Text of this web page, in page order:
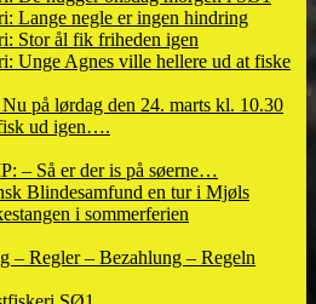
Lange negle er ingen hindring
Stor ål fik friheden igen
Unge Agnes ville hellere ud at fiske
på lørdag den 24. marts kl. 10.30
ud igen….
– Så er der is på søerne…
Blindesamfund en tur i Mjøls
i sommerferien
– Regler – Bezahlung – Regeln